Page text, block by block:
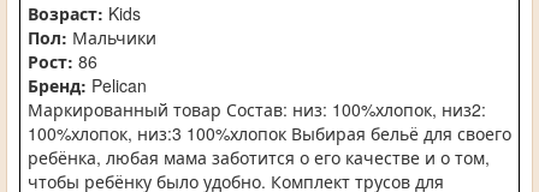
Возраст: Kids
Пол: Мальчики
Рост: 86
Бренд: Pelican
Маркированный товар Состав: низ: 100%хлопок, низ2:
100%хлопок, низ:3 100%хлопок Выбирая бельё для своего
ребёнка, любая мама заботится о его качестве и о том,
чтобы ребёнку было удобно. Комплект трусов для